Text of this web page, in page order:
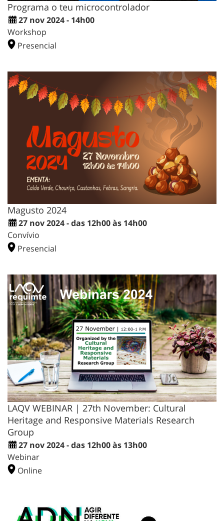
Programa o teu microcontrolador
27 nov 2024 - 14h00
Workshop
Presencial
Magusto 2024
27 nov 2024 - das 12h00 às 14h00
Convívio
Presencial
LAQV WEBINAR | 27th November: Cultural
Heritage and Responsive Materials Research
Group
27 nov 2024 - das 12h00 às 13h00
Webinar
Online